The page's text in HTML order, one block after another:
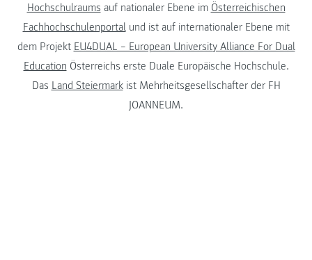
Hochschulraums auf nationaler Ebene im Österreichischen
Fachhochschulenportalund ist auf internationaler Ebene mit
dem Projekt EU4DUAL – European University Alliance For Dual
Education Österreichs erste Duale Europäische Hochschule.
Das Land Steiermarkist Mehrheitsgesellschafter der FH
JOANNEUM.